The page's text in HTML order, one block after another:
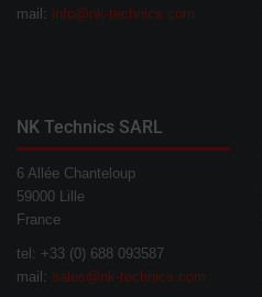
mail: info@nk-technics.com
NK Technics SARL
6 Allée Chanteloup
59000 Lille
France
tel: +33 (0) 688 093587
mail: sales@nk-technics.com